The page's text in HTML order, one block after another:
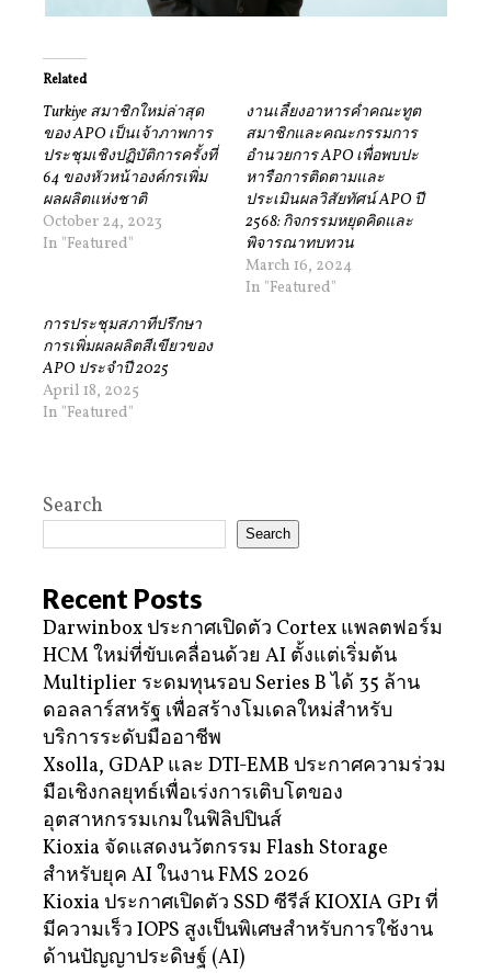
Related
Turkiye สมาชิกใหม่ล่าสุด
ของ APO เป็นเจ้าภาพการ
ประชุมเชิงปฏิบัติการครั้งที่
64 ของหัวหน้าองค์กรเพิ่ม
ผลผลิตแห่งชาติ
October 24, 2023
In "Featured"
งานเลี้ยงอาหารค่ำคณะทูต
สมาชิกและคณะกรรมการ
อำนวยการ APO เพื่อพบปะ
หารือการติดตามและ
ประเมินผลวิสัยทัศน์ APO ปี
2568: กิจกรรมหยุดคิดและ
พิจารณาทบทวน
March 16, 2024
In "Featured"
การประชุมสภาที่ปรึกษา
การเพิ่มผลผลิตสีเขียวของ
APO ประจำปี 2025
April 18, 2025
In "Featured"
Search
Search
Recent Posts
Darwinbox ประกาศเปิดตัว Cortex แพลตฟอร์ม
HCM ใหม่ที่ขับเคลื่อนด้วย AI ตั้งแต่เริ่มต้น
Multiplier ระดมทุนรอบ Series B ได้ 35 ล้าน
ดอลลาร์สหรัฐ เพื่อสร้างโมเดลใหม่สำหรับ
บริการระดับมืออาชีพ
Xsolla, GDAP และ DTI-EMB ประกาศความร่วม
มือเชิงกลยุทธ์เพื่อเร่งการเติบโตของ
อุตสาหกรรมเกมในฟิลิปปินส์
Kioxia จัดแสดงนวัตกรรม Flash Storage
สำหรับยุค AI ในงาน FMS 2026
Kioxia ประกาศเปิดตัว SSD ซีรีส์ KIOXIA GP1 ที่
มีความเร็ว IOPS สูงเป็นพิเศษสำหรับการใช้งาน
ด้านปัญญาประดิษฐ์ (AI)